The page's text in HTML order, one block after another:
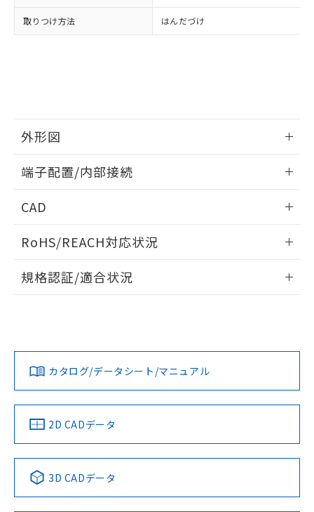
取りつけ方法 はんだづけ
外形図
外形図
取りつけ穴加工図
端子配置/内部接続
端子配置/内部接続
CAD
ドすることができます。
ログイン/会員登録
ダウンロードデータをご利用いただく前に、以下を必ずお読
みください。
ソフトウェアの使用条件
RoHS/REACH対応状況
G5LE-1A DC12のRoHS対応状況については、営業部門もしく
この製品のRoHS/REACH対応状況ページへ
規格認証/適合状況
カタログ/データシート/マニュアル
2D CADデータ
3D CADデータ
お客様が当ウェブサイト上で当社にご
登録された部品リストについて、当社
※3 非含有証明書ダウンロード
※本証明書は発行日時点で非含有を証明す
るもので、過去に遡って非含有を証明する
ものではありません。
また、RoHS指令のフタル酸エステル類４
物質の対応では、対応完了までの期間は出
既に当社にて対応品への在庫切替を完了
していることから、特段のことがない限
り、2022年1月12日より割愛しておりま
す。